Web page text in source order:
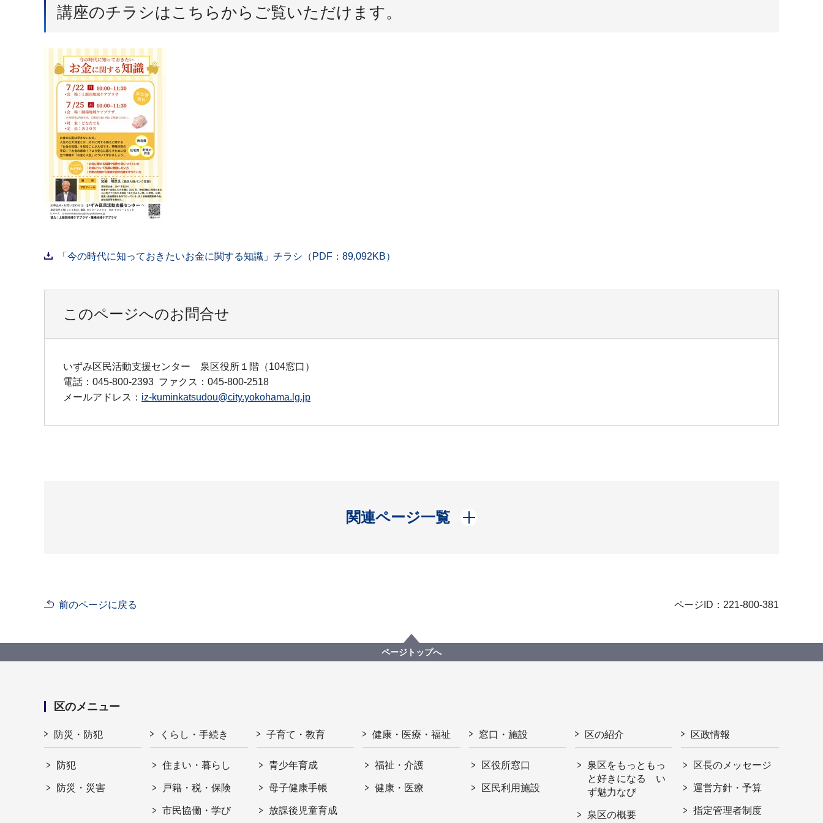
講座のチラシはこちらからご覧いただけます。
「今の時代に知っておきたいお金に関する知識」チラシ（PDF：89,092KB）
このページへのお問合せ
いずみ区民活動支援センター 泉区役所１階（104窓口）
電話：045-800-2393 ファクス：045-800-2518
メールアドレス： iz-kuminkatsudou@city.yokohama.lg.jp
関連ページ一覧
開く
前のページに戻る ページID：221-800-381
ページトップへ
区のメニュー
防災・防犯
防犯
防災・災害
くらし・手続き
住まい・暮らし
戸籍・税・保険
市民協働・学び
子育て・教育
青少年育成
母子健康手帳
放課後児童育成
健康・医療・福祉
福祉・介護
健康・医療
窓口・施設
区役所窓口
区民利用施設
区の紹介
泉区をもっともっ
と好きになる い
ず魅力なび
泉区の概要
区政情報
区長のメッセージ
運営方針・予算
指定管理者制度